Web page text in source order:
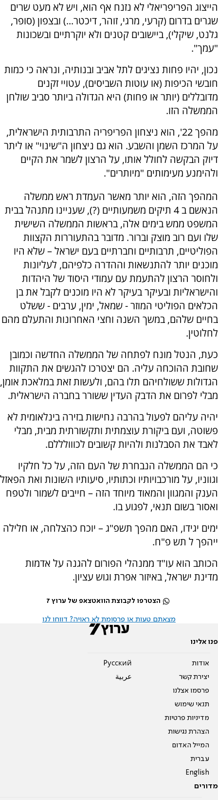
הייצוג הפריפריאלי לא נזנח אף הוא, ויש לא מעט שרים
שגרים בדרום (קרעי, מרגי, זוהר, דיכטר...) ובצפון (סופר,
גלנט, שיקלי), ביישובים קטנים ולא יוקרתיים ובשכונות
"עמך".
נכון, יהיו פחות נציגים לתל אביב ובנותיה, ונראה כי כמות
חובשי הכיפות (או עוטות השביסים), עטויי זקנים
מדובללים (יותר או פחות) היא הגדולה ביותר סביב שולחן
הממשלה הזו.
מהפך 22', הוא ניצחון הפריפריה התרבותית הישראלית,
על המרכז השמן והשבע. הוא גם ניצחון ה"שינוי" או ליתר
דיוק הבקשה לחולל אותו, על הרצון לשמר את הקיים
ולהימנע מעימותים "מיותרים".
המהפך הזה, הוא יותר מאשר העמדת ראש ממשלה
הנאשם ב 4 תיקים משמעותיים (?), שעניינו מתנהל בבית
המשפט ממש בימים אלה, בראשות הממשלה השישית
שלו ועם רוב מוצק וברור. מדובר בהתעוררות הקצוות
הפוליטיים, תרבותיים וחברתיים בעם ישראל – שלא היו
מוכנים יותר להתנשאות וההדרה כלפיהם, לעליונות
ולחוסר הרצון להתעמת עם עמודי היסוד של היהדות
והישראליות ובעיקר בעיקר לא היו מוכנים לקבל את בן
הכלאים הפוליטי המוזר - שמאל, ימין, ערבים - ששלט
בחיים שלהם, במשך השנה וחצי האחרונות והתעלם מהם
לחלוטין.
כעת, הנטל מונח לפתחה של הממשלה החדשה וכמובן
שחובת ההוכחה עליה. הם יצטרכו להגשים את התקוות
הגדולות ששולחיהם תלו בהם, ולעשות זאת במלאכת אומן,
מבלי לפרום את הדבק העדין ששורר בחברה הישראלית.
יהיה עליהם לפעול בהרבה נחישות בזירה בינלאומית לא
פשוטה, ועם ביקורת עוצמתית ותקשורתית מבית, מבלי
לאבד את הסבלנות ולהיות קשובים לכווולללם.
כי הם הממשלה הנבחרת של העם הזה, על כל חלקיו
וגווניו, על מורכבויותיו וכתותיו, סיעותיו השונות ואת הפאזל
הענק והמגוון והמאוד מיוחד הזה – חייבים לשמור ולטפח
ואסור בשום תנאי, לפגוע בו.
ימים יגידו, האם מהפך תשפ"ג – יוכח כהצלחה, או חלילה
ייהפך ל תש פ"ח.
הכותב הוא עו"ד ממנהלי הפורום להגנה על אדמות
מדינת ישראל, באיזור אפרת וגוש עציון.
הצטרפו לקבוצת הוואטצאפ של ערוץ 7
מצאתם טעות או פרסומת לא ראויה? דווחו לנו
פנו אלינו
אודות
יצירת קשר
פרסמו אצלנו
תנאי שימוש
מדיניות פרטיות
הצהרת נגישות
המייל האדום
עברית
English
Pусский
عربية
מדורים